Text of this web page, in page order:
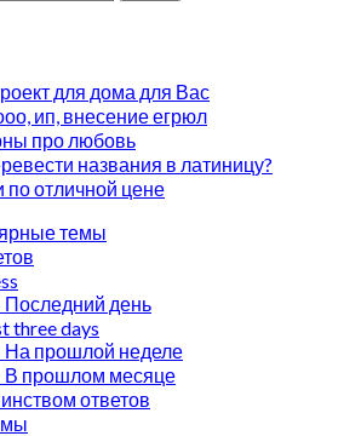
для дома для Вас
ип, внесение егрюл
про любовь
названия в латиницу?
по отличной цене
темы
день
three days
прошлой неделе
В прошлом месяце
ответов